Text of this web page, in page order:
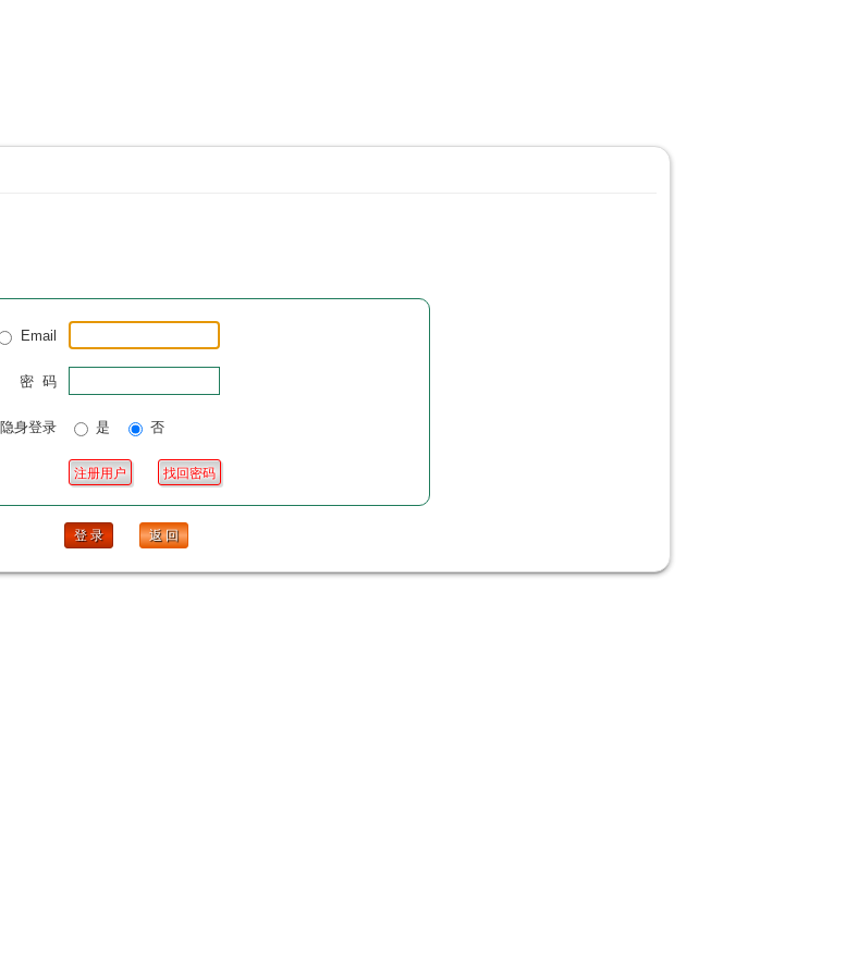
Email
密 码
隐身登录 是 否